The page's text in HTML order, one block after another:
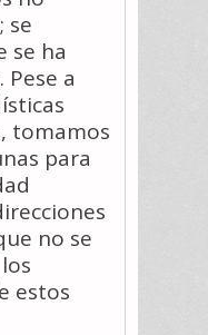
se
se ha
a
tomamos
para
no se
estos